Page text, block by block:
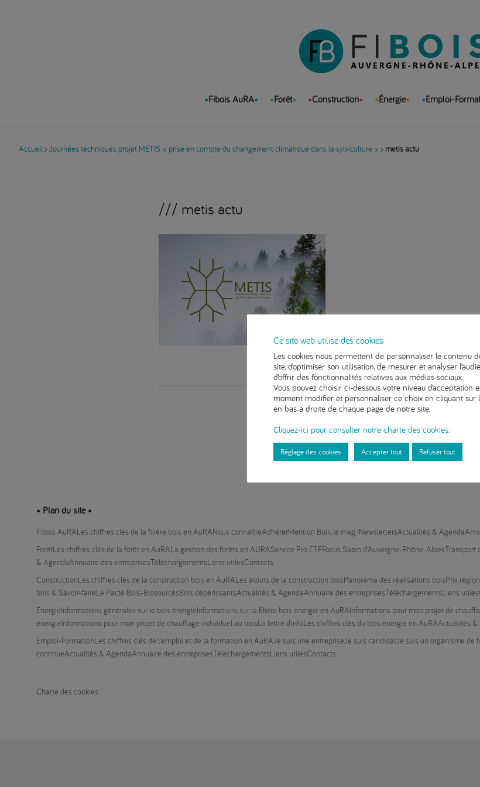
Fibois AuRA Forêt Construction Énergie Emploi-
Accueil>Journées techniques projet METIS « prise en compte du changement climatique dans la sylviculture » > metis actu
metis actu
Partager
Journées techniques projet METIS « prise en compte du
Plan du site
Fibois AuRALes chiffres clés de la filière bois en AuRANous connaîtreAdhérerMention Bois, le mag !NewslettersActualités & Agenda
ForêtLes chiffres clés de la forêt en AuRALa gestion des forêts en AURAService Pro ETFFocus Sapin d’Auvergne-Rhône-AlpesTransport
& AgendaAnnuaire des entreprisesTéléchargementsLiens utilesContacts
ConstructionLes chiffres clés de la construction bois en AuRALes atouts de la construction boisPanorama des réalisations boisPrix
bois & Savoir-faireLe Pacte Bois-BiosourcésBois dépérissantsActualités & AgendaAnnuaire des entreprisesTéléchargementsLiens utiles
ÉnergieInformations générales sur le bois énergieInformations sur la filière bois énergie en AuRAInformations pour mon projet de
énergieInformations pour mon projet de chauffage individuel au boisLa lettre d’infoLes chiffres clés du bois énergie en AuRAActualités &
Emploi-FormationLes chiffres clés de l’emploi et de la formation en AuRAJe suis une entrepriseJe suis candidatJe suis un organisme de
continueActualités & AgendaAnnuaire des entreprisesTéléchargementsLiens utilesContacts
Charte des cookies
Ce site web utilise des cookies
Les cookies nous permettent de personnaliser le contenu
site, d’optimiser son utilisation, de mesurer et analyser
d’offrir des fonctionnalités relatives aux médias sociaux.
Vous pouvez choisir ci-dessous votre niveau d’acceptation
moment modifier et personnaliser ce choix en cliquant sur
en bas à droite de chaque page de notre site.
Cliquez-ici pour consulter notre charte des cookies.
Réglage des cookies Accepter tout Refuser tout